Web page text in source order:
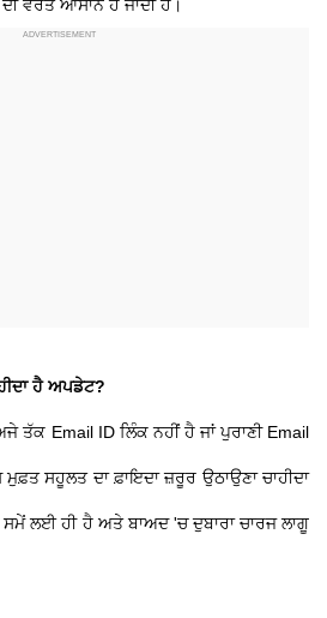
ਵਰਤੋਂ ਆਸਾਨ ਹੋ ਜਾਂਦੀ ਹੈ।
ਹੈ ਅਪਡੇਟ?
ਤੱਕ Email ID ਲਿੰਕ ਨਹੀਂ ਹੈ ਜਾਂ ਪੁਰਾਣੀ Email
ਸਹੂਲਤ ਦਾ ਫ਼ਾਇਦਾ ਜ਼ਰੂਰ ਉਠਾਉਣਾ ਚਾਹੀਦਾ
ਲਈ ਹੀ ਹੈ ਅਤੇ ਬਾਅਦ 'ਚ ਦੁਬਾਰਾ ਚਾਰਜ ਲਾਗੂ